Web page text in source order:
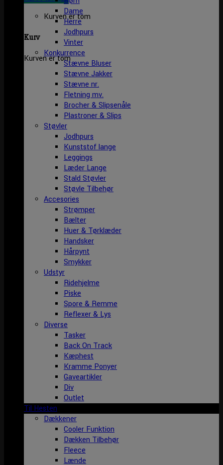
Kurven er tom
Kurv
Kurven er tom
Dame
Herre
Jodhpurs
Vinter
Konkurrence
Stævne Bluser
Stævne Jakker
Stævne nr.
Fletning mv.
Brocher & Slipsenåle
Plastroner & Slips
Støvler
Jodhpurs
Kunststof lange
Leggings
Læder Lange
Stald Støvler
Støvle Tilbehør
Accesories
Strømper
Bælter
Huer & Tørklæder
Handsker
Hårpynt
Smykker
Udstyr
Ridehjelme
Piske
Spore & Remme
Reflexer & Lys
Diverse
Tasker
Back On Track
Kæphest
Kramme Ponyer
Gaveartikler
Div
Outlet
Til Hesten
Dækkener
Cooler Funktion
Dækken Tilbehør
Fleece
Lænde